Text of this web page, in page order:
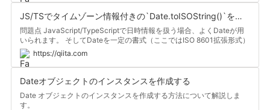
JS/TSでタイムゾーン情報付きの`Date.toISOString()`を作成する - Qiita
問題点 JavaScript/TypeScriptで日時情報を扱う場合、よくDateが用
いられます。 そしてDateを一定の書式（ここではISO 8601拡張形式）
で文字列に変換するには、Date.toISOString()を用います。 しかしなが
ら、このDate.toI…
https://qiita.com
Dateオブジェクトのインスタンスを作成する
Date オブジェクトのインスタンスを作成する方法について解説しま
す。